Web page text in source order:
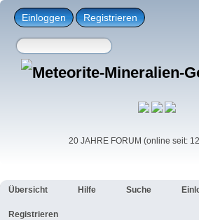
Einloggen Registrieren
20 JAHRE FORUM (online seit:
Übersicht Hilfe Suche
Registrieren